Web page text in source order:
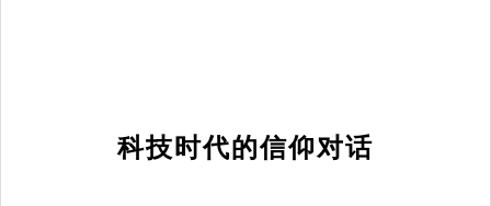
科技时代的信仰对话